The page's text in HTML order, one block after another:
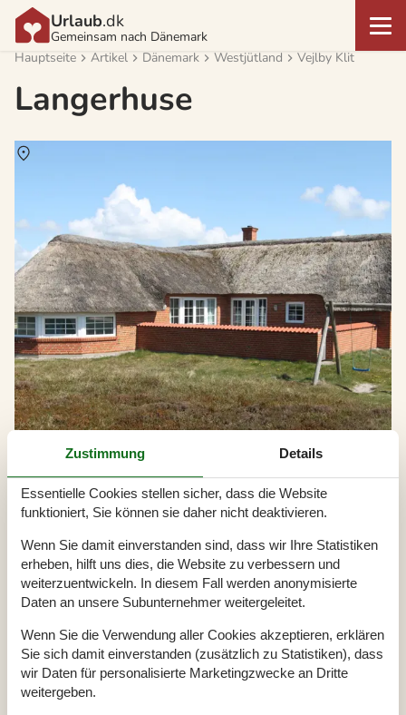
Urlaub.dk
Gemeinsam nach Dänemark
Hauptseite
Artikel Dänemark Westjütland Vejlby Klit
Langerhuse
Langerhuse ist ein vom Fischfang geprägter Ort. Mit feiner
Sensibilität hat sich der Ort Feriengästen geöffnet und lässt
Besucher an den Stränden und der Natur des Fjords teilhaben.
Gäste finden hier Ruhe und Erholung und das Rauschen der
Artikelarten
Zustimmung Details
Essentielle Cookies stellen sicher, dass die Website
funktioniert, Sie können sie daher nicht deaktivieren.
Wenn Sie damit einverstanden sind, dass wir Ihre Statistiken
erheben, hilft uns dies, die Website zu verbessern und
weiterzuentwickeln. In diesem Fall werden anonymisierte
Daten an unsere Subunternehmer weitergeleitet.
Wenn Sie die Verwendung aller Cookies akzeptieren, erklären
Sie sich damit einverstanden (zusätzlich zu Statistiken), dass
wir Daten für personalisierte Marketingzwecke an Dritte
weitergeben.